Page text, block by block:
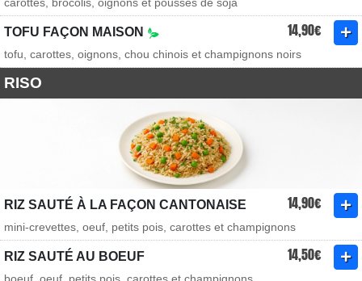
TOFU FAÇON MAISON 14,90€
tofu, carottes, oignons, chou chinois et champignons noirs
RISO
RIZ SAUTÉ À LA FAÇON CANTONAISE 14,90€
mini-crevettes, oeuf, petits pois, carottes et champignons
RIZ SAUTÉ AU BOEUF 14,50€